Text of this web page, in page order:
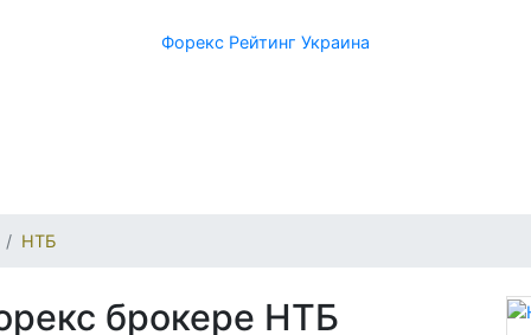
Форекс Рейтинг Украина
НТБ
брокере НТБ